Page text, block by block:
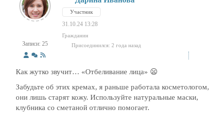
Записи: 25
Участник
31.10.24 13:28
Гражданин
Присоединился: 2 года назад
Как жутко звучит… «Отбеливание лица» 😦
Забудьте об этих кремах, я раньше работала косметологом,
они лишь старят кожу. Используйте натуральные маски,
клубника со сметаной отлично помогает.